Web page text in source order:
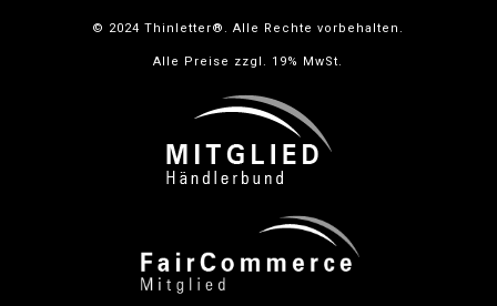
© 2024 Thinletter®. Alle Rechte vorbehalten.
Alle Preise zzgl. 19% MwSt.